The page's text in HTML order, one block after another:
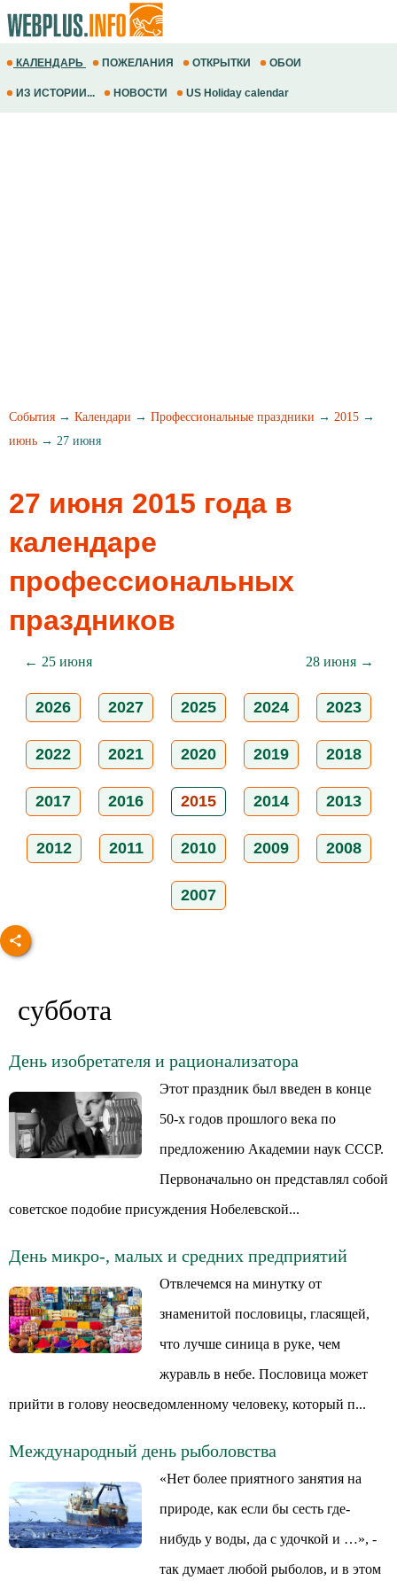
КАЛЕНДАРЬ ПОЖЕЛАНИЯ ОТКРЫТКИ ОБОИ
ИЗ ИСТОРИИ... НОВОСТИ US Holiday calendar
События → Календари → Профессиональные праздники → 2015 →
июнь → 27 июня
27 июня 2015 года в
календаре
профессиональных
праздников
← 25 июня 28 июня →
2026 2027 2025 2024 2023
2022 2021 2020 2019 2018
2017 2016 2015 2014 2013
2012 2011 2010 2009 2008
2007
суббота
День изобретателя и рационализатора
Этот праздник был введен в конце
50-х годов прошлого века по
предложению Академии наук СССР.
Первоначально он представлял собой
советское подобие присуждения Нобелевской...
День микро-, малых и средних предприятий
Отвлечемся на минутку от
знаменитой пословицы, гласящей,
что лучше синица в руке, чем
журавль в небе. Пословица может
прийти в голову неосведомленному человеку, который п...
Международный день рыболовства
«Нет более приятного занятия на
природе, как если бы сесть где-
нибудь у воды, да с удочкой и …», -
так думает любой рыболов, и в этом